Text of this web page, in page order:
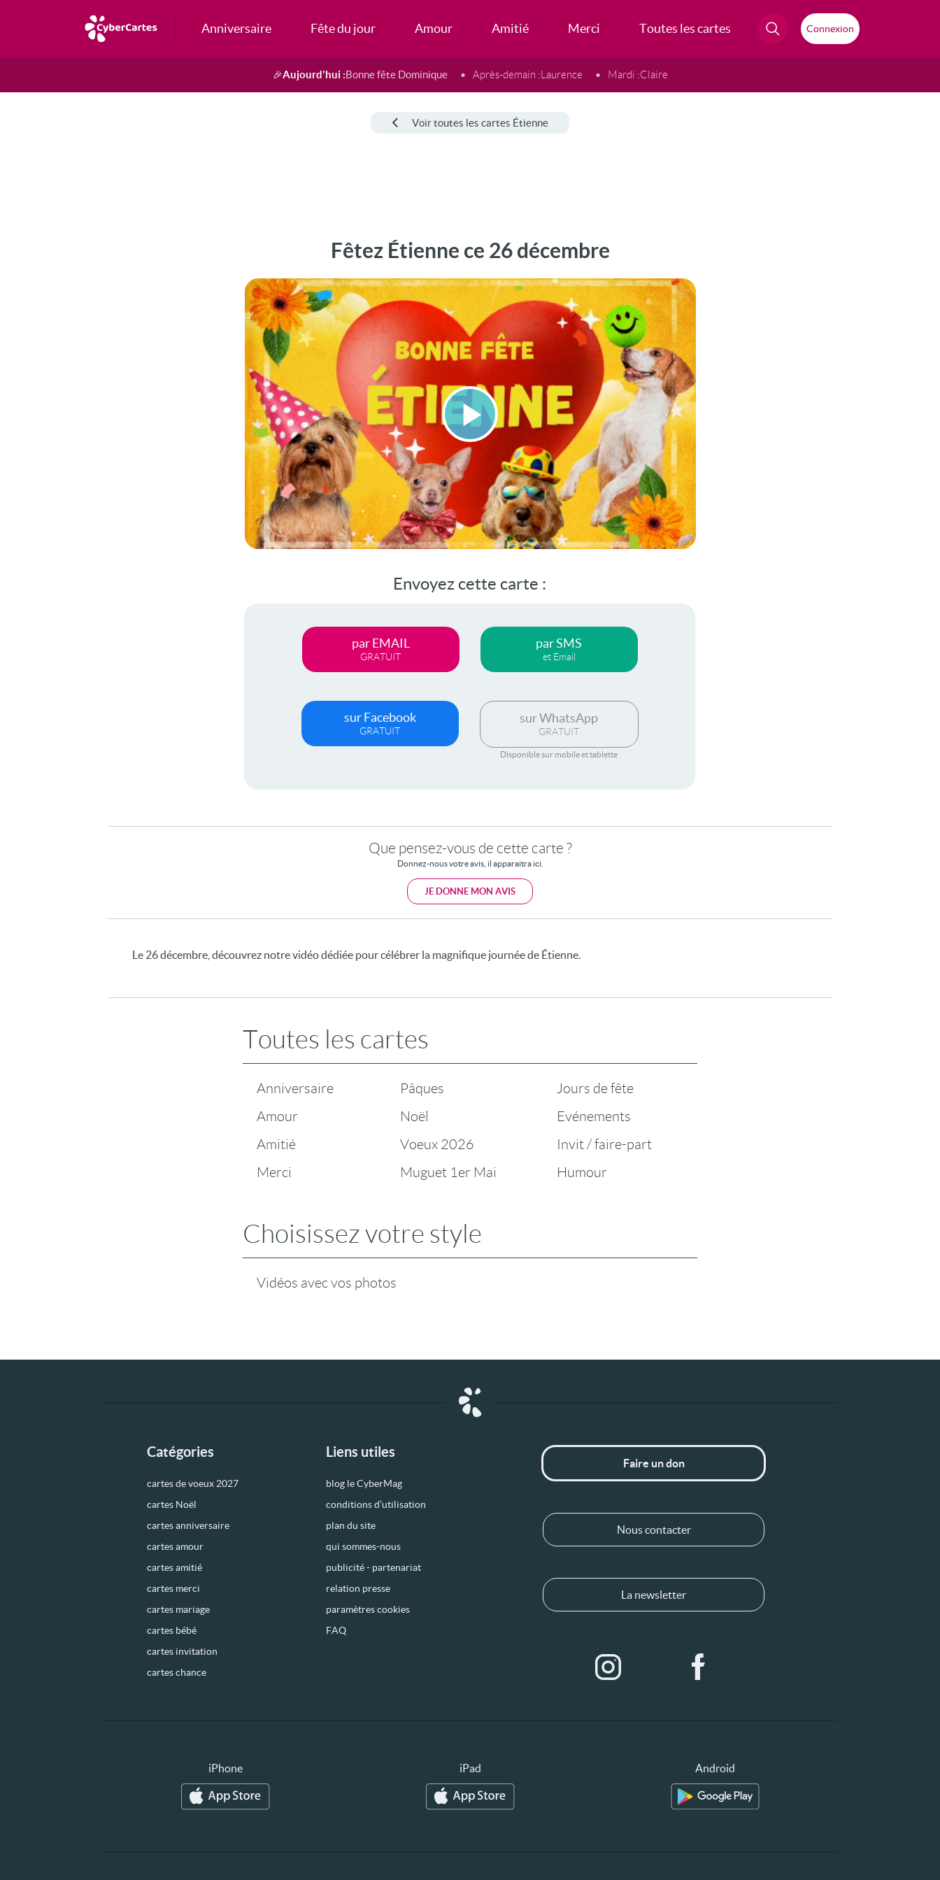
Anniversaire Fête du jour Amour Amitié Merci Toutes les cartes Connexion
🎉Aujourd'hui :Bonne fête Dominique Après-demain :Laurence Mardi :Claire
Voir toutes les cartes Étienne
Fêtez Étienne ce 26 décembre
Lire
la
vidéo
Envoyez cette carte :
par EMAIL
GRATUIT
par SMS
et Email
sur Facebook
GRATUIT
sur WhatsApp
GRATUIT
Disponible sur mobile et tablette
Que pensez-vous de cette carte ?
Donnez-nous votre avis, il apparaitra ici.
JE DONNE MON AVIS
Le 26 décembre, découvrez notre vidéo dédiée pour célébrer la magnifique journée de Étienne.
Toutes les cartes
Anniversaire
Amour
Amitié
Merci
Pâques
Noël
Voeux 2026
Muguet 1er Mai
Jours de fête
Evénements
Invit / faire-part
Humour
Choisissez votre style
Vidéos avec vos photos
Catégories
cartes de voeux 2027
cartes Noël
cartes anniversaire
cartes amour
cartes amitié
cartes merci
cartes mariage
cartes bébé
cartes invitation
cartes chance
Liens utiles
blog le CyberMag
conditions d’utilisation
plan du site
qui sommes-nous
publicité - partenariat
relation presse
paramètres cookies
FAQ
Faire un don
Nous contacter
La newsletter
iPhone iPad Android